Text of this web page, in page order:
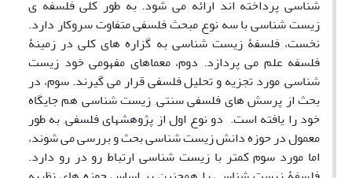
شناسی پرداخته اند ارائه می شود. به طور کلی فلسفه ی
زیست شناسی با سه نوع مبحث فلسفی متفاوت سروکار دارد.
نخست، فلسفۀ زیست شناسی به گزاره های کلی در زمینۀ
فلسفه علم می پردازد. دوم، معماهای مفهومی خود زیست
شناسی, مورد تجزیه و تحلیل فلسفی قرار می گیرند. سوم، در
بحث از پرسش های فلسفی سنتی, زیست شناسی هم جایگاه
خود را یافته است. دو نوع اول از پژوهشهای فلسفی, به طور
معمول در حوزه دانش زیست شناسی بحث و بررسی می شوند،
اما مورد سوم کمتر با زیست شناسی ارتباط رو در رو دارد.